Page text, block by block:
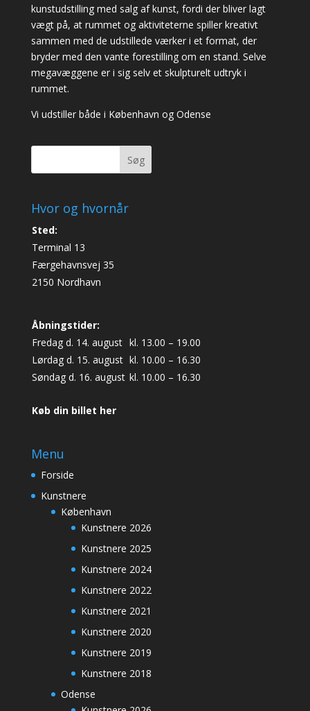
kunstudstilling med salg af kunst, fordi der bliver lagt
vægt på, at rummet og aktiviteterne spiller kreativt
sammen med de udstillede værker i et format, der
bryder med den vante forestilling om en stand. Selve
megavæggene er i sig selv et skulpturelt udtryk i
rummet.
Vi udstiller både i København og Odense
Søg
Hvor og hvornår
Sted:
Terminal 13
Færgehavnsvej 35
2150 Nordhavn
Åbningstider:
Fredag d. 14. august kl. 13.00 – 19.00
Lørdag d. 15. august kl. 10.00 – 16.30
Søndag d. 16. august kl. 10.00 – 16.30
Køb din billet her
Menu
Forside
Kunstnere
København
Kunstnere 2026
Kunstnere 2025
Kunstnere 2024
Kunstnere 2022
Kunstnere 2021
Kunstnere 2020
Kunstnere 2019
Kunstnere 2018
Odense